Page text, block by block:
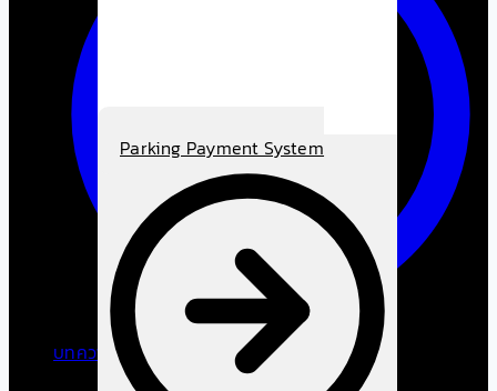
Parking Payment System
บทความ/ความรู้